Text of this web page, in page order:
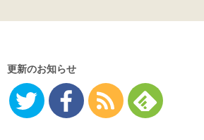
更新のお知らせ